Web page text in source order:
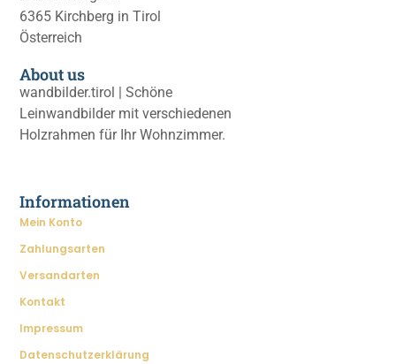
6365 Kirchberg in Tirol
Österreich
About us
wandbilder.tirol | Schöne
Leinwandbilder mit verschiedenen
Holzrahmen für Ihr Wohnzimmer.
Informationen
Mein Konto
Zahlungsarten
Versandarten
Kontakt
Impressum
Datenschutzerklärung